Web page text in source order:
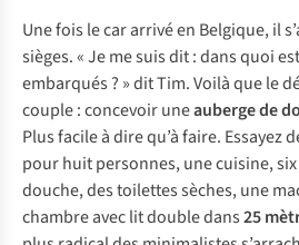
Une fois le car arrivé en Belgique, il
sièges. « Je me suis dit : dans quoi
embarqués ? » dit Tim. Voilà que le
couple : concevoir uneauberge de
Plus facile à dire qu’à faire. Essayez
pour huit personnes, une cuisine,
douche, des toilettes sèches, une
chambre avec lit double dans25